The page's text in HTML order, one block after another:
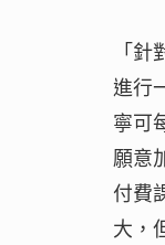
「
進行
寧可
願意
付費
大，